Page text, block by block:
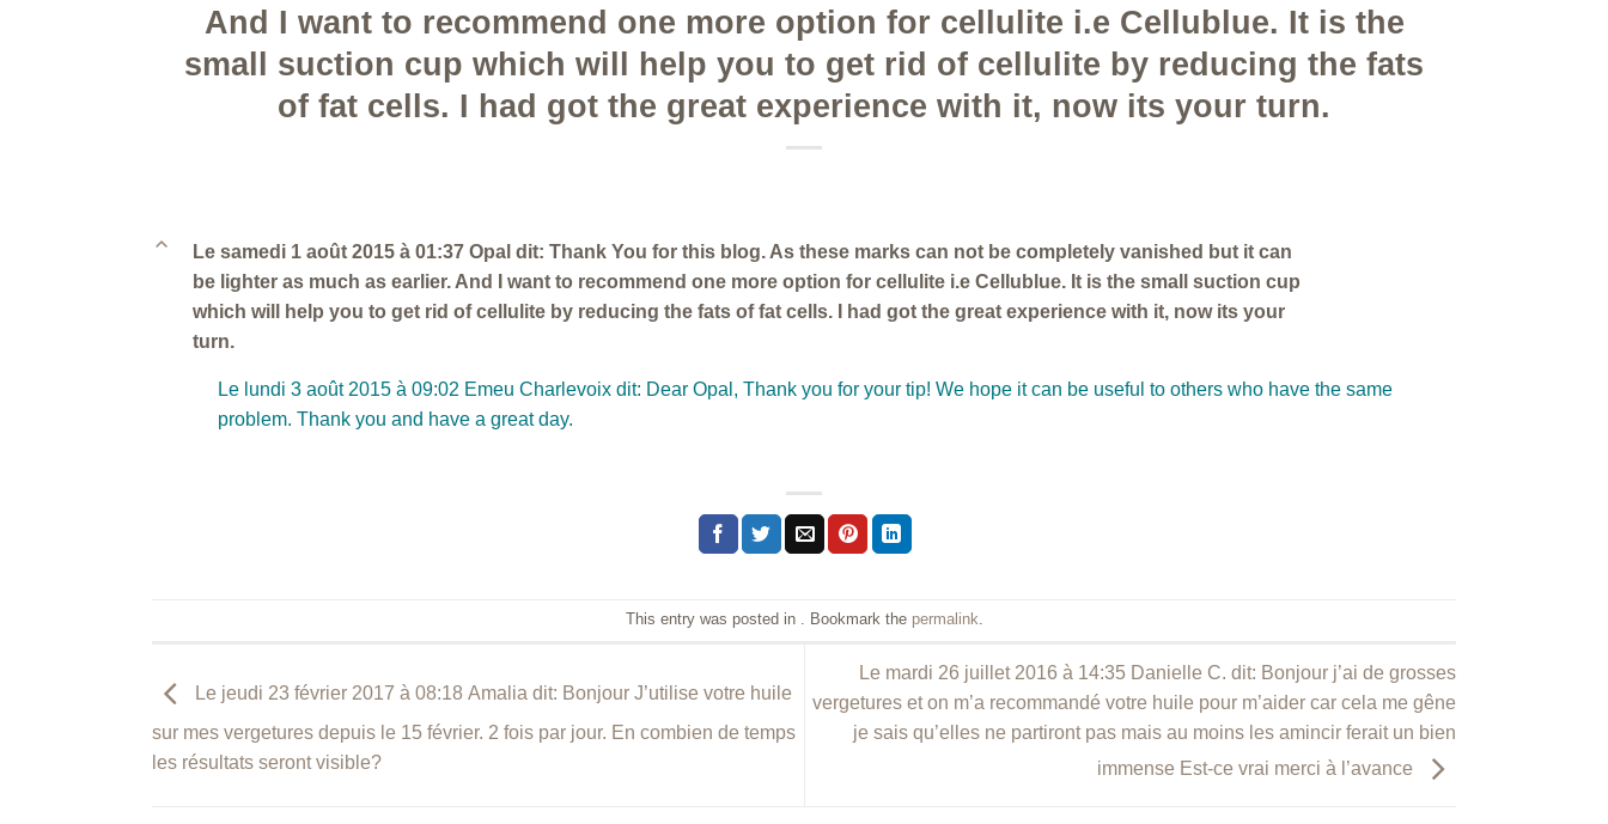
And I want to recommend one more option for cellulite i.e Cellublue. It is the
small suction cup which will help you to get rid of cellulite by reducing the fats
of fat cells. I had got the great experience with it, now its your turn.
B
Le samedi 1 août 2015 à 01:37 Opal dit: Thank You for this blog. As these marks can not be completely vanished but it can
be lighter as much as earlier. And I want to recommend one more option for cellulite i.e Cellublue. It is the small suction cup
which will help you to get rid of cellulite by reducing the fats of fat cells. I had got the great experience with it, now its your
turn.
Le lundi 3 août 2015 à 09:02 Emeu Charlevoix dit: Dear Opal, Thank you for your tip! We hope it can be useful to others who have the same
problem. Thank you and have a great day.
This entry was posted in . Bookmark the permalink
Le jeudi 23 février 2017 à 08:18 Amalia dit: Bonjour J’utilise votre huile
sur mes vergetures depuis le 15 février. 2 fois par jour. En combien de temps
les résultats seront visible?
Le mardi 26 juillet 2016 à 14:35 Danielle C. dit: Bonjour j’ai de grosses
vergetures et on m’a recommandé votre huile pour m’aider car cela me gêne
je sais qu’elles ne partiront pas mais au moins les amincir ferait un bien
immense Est-ce vrai merci à l’avance